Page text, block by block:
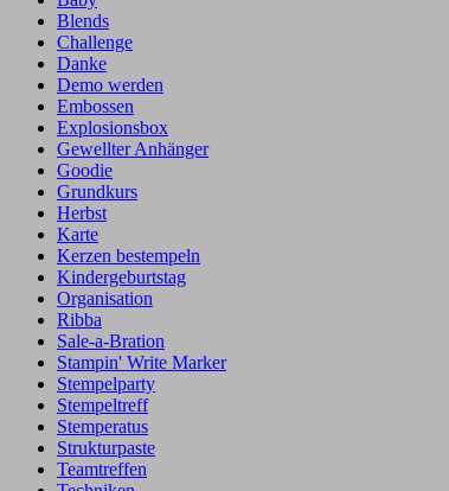
Blends
Challenge
Danke
Demo werden
Embossen
Explosionsbox
Gewellter Anhänger
Goodie
Grundkurs
Herbst
Karte
Kerzen bestempeln
Kindergeburtstag
Organisation
Ribba
Sale-a-Bration
Stampin' Write Marker
Stempelparty
Stempeltreff
Stemperatus
Strukturpaste
Teamtreffen